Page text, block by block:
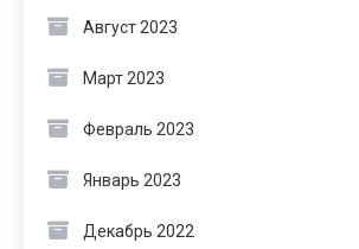
Август 2023
Март 2023
Февраль 2023
Январь 2023
Декабрь 2022